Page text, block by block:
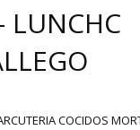
LUNCHC